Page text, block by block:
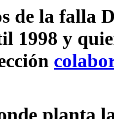
de la falla
1998 y